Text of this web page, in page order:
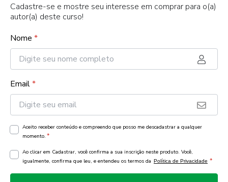
Cadastre-se e mostre seu interesse em comprar para o(a)
autor(a) deste curso!
Nome *
Email*
Aceito receber conteúdo e compreendo que posso me descadastrar a qualquer
momento. *
Ao clicar em Cadastrar, você confirma a sua inscrição neste produto. Você,
igualmente, confirma que leu, e entendeu os termos da Política de Privacidade *